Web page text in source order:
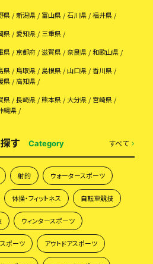
県 新潟県 富山県 石川県
福井県
県 愛知県
三重県
県 京都府 滋賀県 奈良県
和歌山県
県 鳥取県 島根県 山口県
香川県
県
高知県
県 長崎県 熊本県 大分県
宮崎県
縄県
す Category すべて
射的 ウォータースポーツ
体操・フィットネス 自転車競技
ウィンタースポーツ
ポーツ アウトドアスポーツ